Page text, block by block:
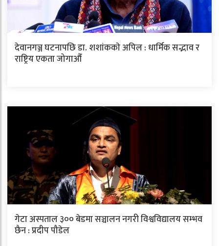
देवानगञ्ज घटनापछि डा. शशांककाे अपिल : धार्मिक सद्भाव र
राष्ट्रिय एकता जोगाऔँ
गेटा अस्पताल ३०० बेडमा सञ्चालन नगरी विश्वविद्यालय सम्भव
छैन : प्रदीप पौडेल